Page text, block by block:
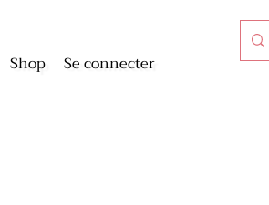
Shop Se connecter